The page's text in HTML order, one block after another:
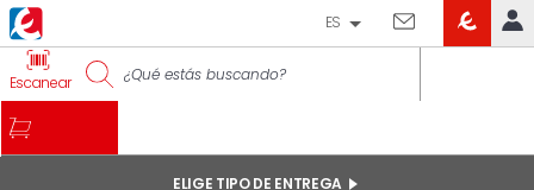
IDENTIFÍCATE
ES
Escanear
ELIGE TIPO DE ENTREGA